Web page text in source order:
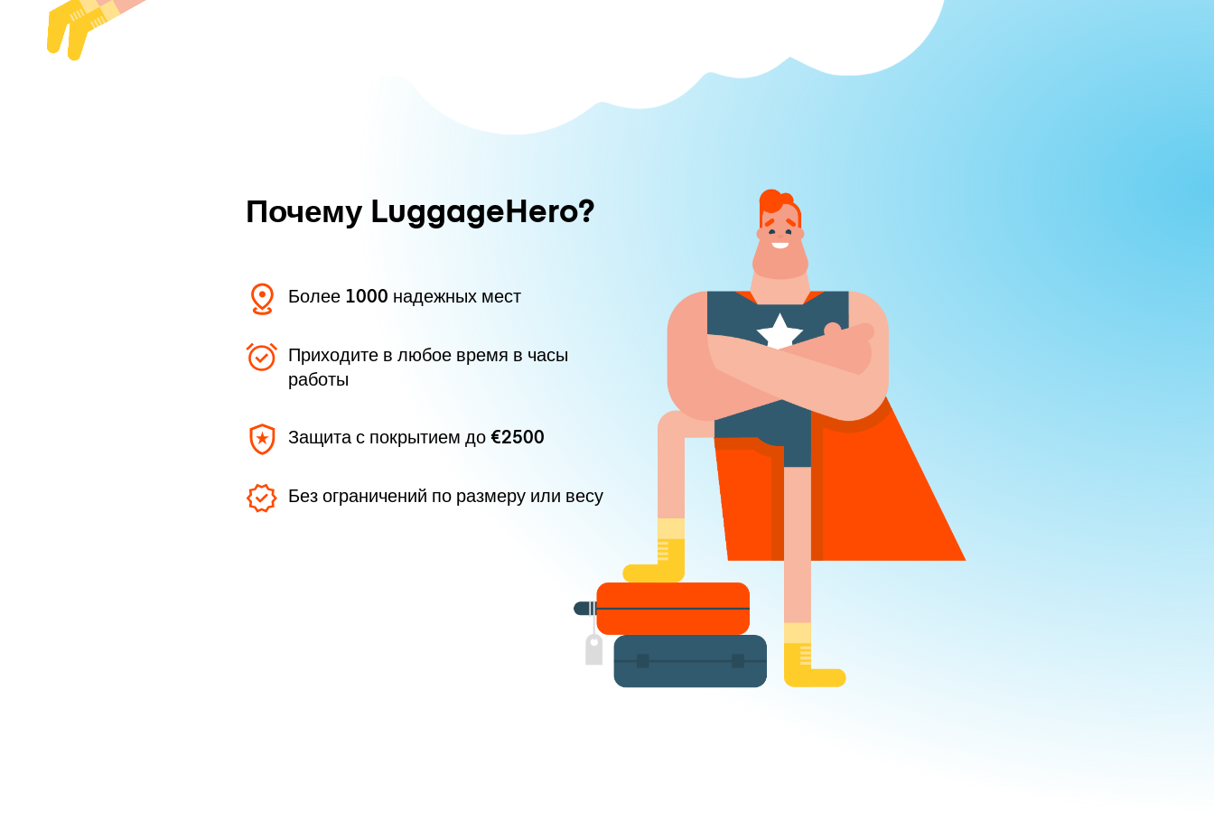
Почему LuggageHero?
Более 1000 надежных мест
Приходите в любое время в часы
работы
Защита с покрытием до €2500
Без ограничений по размеру или весу